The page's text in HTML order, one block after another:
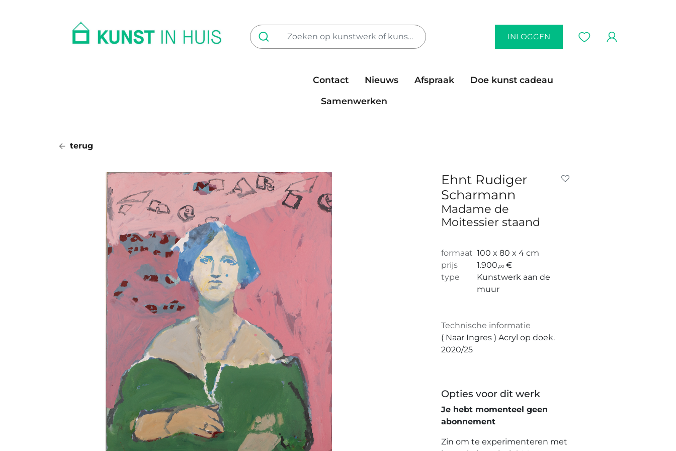
INLOGGEN
Contact Nieuws Afspraak
Doe kunst cadeau
Samenwerken
terug
Ehnt Rudiger
Scharmann
Madame de
Moitessier staand
formaat 100 x 80 x 4 cm
prijs
1.900,00 €
type
Kunstwerk aan de
muur
Technische informatie
( Naar Ingres ) Acryl op doek.
2020/25
Opties voor dit werk
Je hebt momenteel geen
abonnement
Zin om te experimenteren met